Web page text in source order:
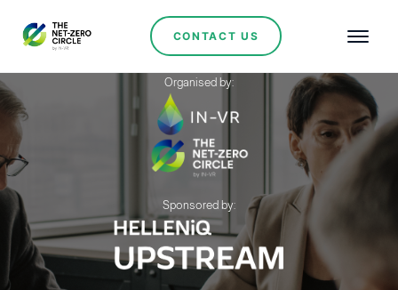
CONTACT US
Organised by:
Sponsored by: